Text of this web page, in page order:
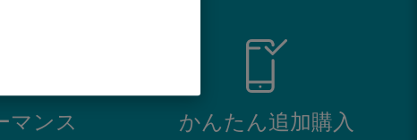
マンス かんたん追加購入